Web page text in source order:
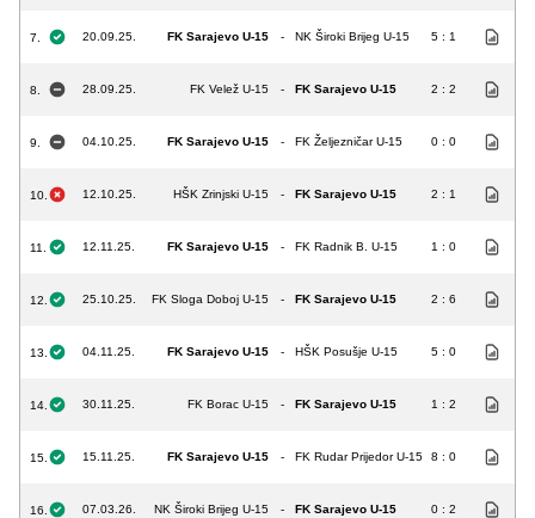
7. 20.09.25. FK Sarajevo U-15 - NK Široki Brijeg U-15 5 : 1
8. 28.09.25. FK Velež U-15 - FK Sarajevo U-15 2 : 2
9. 04.10.25. FK Sarajevo U-15 - FK Željezničar U-15 0 : 0
10. 12.10.25. HŠK Zrinjski U-15 - FK Sarajevo U-15 2 : 1
11. 12.11.25. FK Sarajevo U-15 - FK Radnik B. U-15 1 : 0
12. 25.10.25. FK Sloga Doboj U-15 - FK Sarajevo U-15 2 : 6
13. 04.11.25. FK Sarajevo U-15 - HŠK Posušje U-15 5 : 0
14. 30.11.25. FK Borac U-15 - FK Sarajevo U-15 1 : 2
15. 15.11.25. FK Sarajevo U-15 - FK Rudar Prijedor U-15 8 : 0
16. 07.03.26. NK Široki Brijeg U-15 - FK Sarajevo U-15 0 : 2